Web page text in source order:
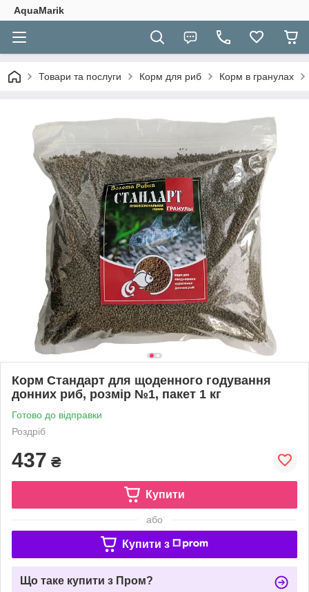
AquaMarik
Товари та послуги Корм для риб Корм в гранулах
Корм Стандарт для щоденного годування
донних риб, розмір №1, пакет 1 кг
Готово до відправки
Роздріб
437 ₴
Купити
або
Купити з
Що таке купити з Пром?